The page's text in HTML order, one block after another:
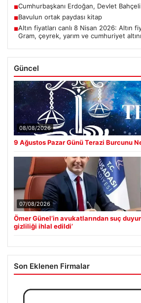
■Cumhurbaşkanı Erdoğan, Devlet
■Bavulun ortak paydası kitap
■Altın fiyatları canlı 8 Nisan 2026: Altın
Gram, çeyrek, yarım ve cumhuriyet
Güncel
08/08/2026
9 Ağustos Pazar Günü Terazi Burcunu
07/08/2026
Ömer Günel’in avukatlarından suç
gizliliği ihlal edildi’
Son Eklenen Firmalar